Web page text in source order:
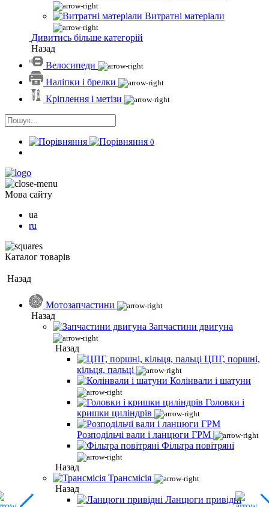
Витратні матеріали
Дивитись більше категорій
Назад
Велосипеди
Наліпки і брелки
Кріплення і метізи
0
Мова сайту
ua
ru
Каталог товарів
Назад
Мотозапчастини
Назад
Запчастини двигуна
Назад
ЦПГ, поршні,
кільця, пальці
Колінвали і шатуни
Головки і
кришки циліндрів
Розподільчі вали і ланцюги ГРМ
Фільтра повітряні
Назад
Трансмісія
Назад
Ланцюги привідні